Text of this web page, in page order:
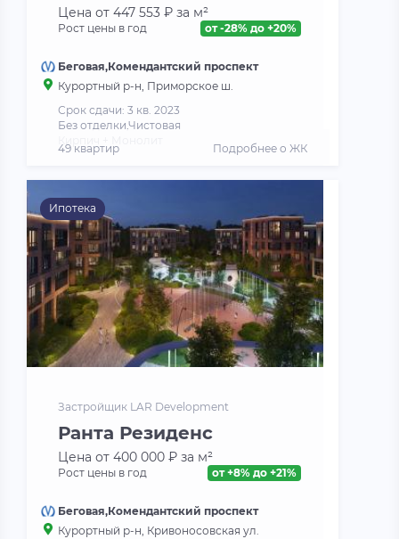
Цена от 447 553 ₽ за м²
Рост цены в год от -28% до +20%
Беговая,Комендантский проспект
Курортный р-н, Приморское ш.
Срок сдачи: 3 кв. 2023
Без отделки,Чистовая
49 квартир Подробнее о ЖК
Ипотека
Застройщик LAR Development
Ранта Резиденс
Цена от 400 000 ₽ за м²
Рост цены в год от +8% до +21%
Беговая,Комендантский проспект
Курортный р-н, Кривоносовская ул.